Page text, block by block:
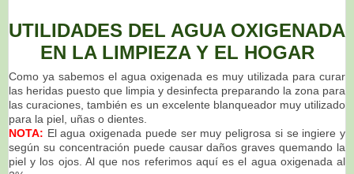
UTILIDADES DEL AGUA OXIGENADA
EN LA LIMPIEZA Y EL HOGAR
Como ya sabemos el agua oxigenada es muy utilizada para curar
las heridas puesto que limpia y desinfecta preparando la zona para
las curaciones, también es un excelente blanqueador muy utilizado
para la piel, uñas o dientes.
NOTA: El agua oxigenada puede ser muy peligrosa si se ingiere y
según su concentración puede causar daños graves quemando la
piel y los ojos. Al que nos referimos aquí es el agua oxigenada al